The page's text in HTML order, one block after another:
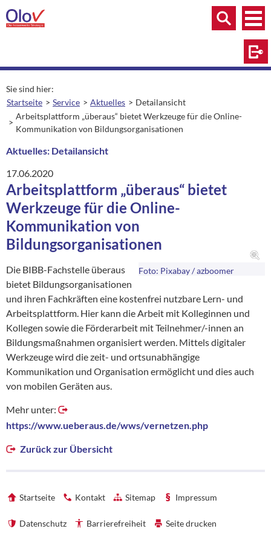
Zum Inhalt springen
Menü
Menü
Suche
Sie sind hier:
Startseite
Service Aktuelles aktuelle Seite:
Detailansicht
Arbeitsplattform „überaus“ bietet Werkzeuge für die Online-
Kommunikation von Bildungsorganisationen
Aktuelles: Detailansicht
17.06.2020
Arbeitsplattform „überaus“ bietet
Werkzeuge für die Online-
Kommunikation von
Bildungsorganisationen
Foto: Pixabay / azboomer
Die BIBB-Fachstelle überaus
bietet Bildungsorganisationen
und ihren Fachkräften eine kostenfrei nutzbare Lern- und
Arbeitsplattform. Hier kann die Arbeit mit Kolleginnen und
Kollegen sowie die Förderarbeit mit Teilnehmer/-innen an
Bildungsmaßnahmen organisiert werden. Mittels digitaler
Werkzeuge wird die zeit- und ortsunabhängige
Kommunikation und Organisation ermöglicht und dies auch
von mobilen Geräten aus.
Mehr unter:
https://www.ueberaus.de/wws/vernetzen.php
Zurück zur Übersicht
Startseite Kontakt Sitemap Impressum
Datenschutz Barrierefreiheit Seite drucken